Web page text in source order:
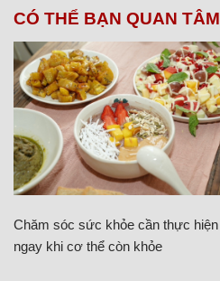
CÓ THỂ BẠN QUAN TÂM
Chăm sóc sức khỏe cần thực hiện
ngay khi cơ thể còn khỏe